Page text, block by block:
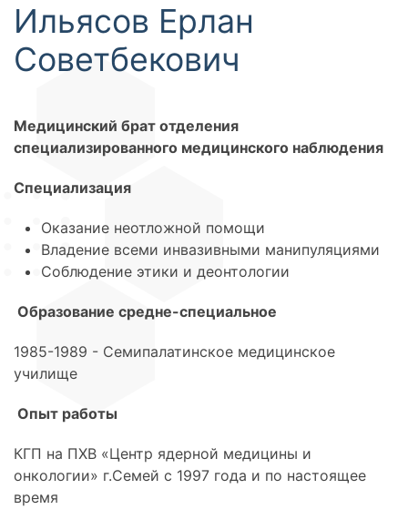
Ильясов Ерлан
Советбекович
Медицинский брат отделения
специализированного медицинского наблюдения
Специализация
Оказание неотложной помощи
Владение всеми инвазивными манипуляциями
Соблюдение этики и деонтологии
Образование средне-специальное
1985-1989 - Семипалатинское медицинское
училище
Опыт работы
КГП на ПХВ «Центр ядерной медицины и
онкологии» г.Семей с 1997 года и по настоящее
время